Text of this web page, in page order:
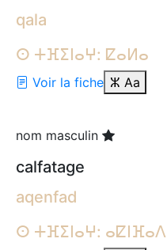
qala
ⵙ ⵜⴼⵉⵏⴰⵖ: ⵇⴰⵍⴰ
Voir la fiche ⵣ Aa
nom masculin
calfatage
aqenfad
ⵙ ⵜⴼⵉⵏⴰⵖ: ⴰⵇⵏⴼⴰⴷ